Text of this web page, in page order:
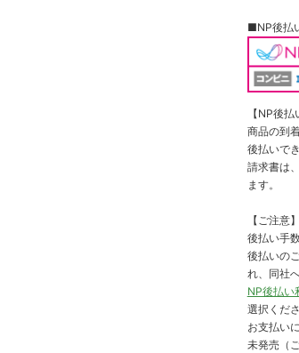
■NP後払
【NP後払
商品の到
後払いで
請求書は
ます。
【ご注意】
後払い手
後払いの
れ、同社
NP後払い
選択くださ
お支払い
未発売（